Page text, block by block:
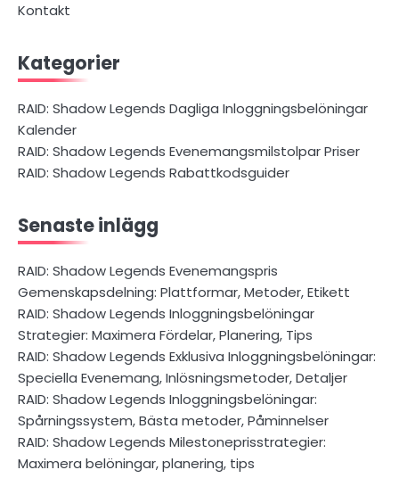
Kontakt
Kategorier
RAID: Shadow Legends Dagliga Inloggningsbelöningar
Kalender
RAID: Shadow Legends Evenemangsmilstolpar Priser
RAID: Shadow Legends Rabattkodsguider
Senaste inlägg
RAID: Shadow Legends Evenemangspris
Gemenskapsdelning: Plattformar, Metoder, Etikett
RAID: Shadow Legends Inloggningsbelöningar
Strategier: Maximera Fördelar, Planering, Tips
RAID: Shadow Legends Exklusiva Inloggningsbelöningar:
Speciella Evenemang, Inlösningsmetoder, Detaljer
RAID: Shadow Legends Inloggningsbelöningar:
Spårningssystem, Bästa metoder, Påminnelser
RAID: Shadow Legends Milestoneprisstrategier:
Maximera belöningar, planering, tips